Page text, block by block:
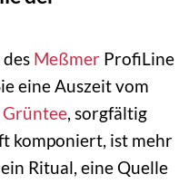
Meßmer ProfiLine
eine Auszeit vom
Grüntee, sorgfältig
komponiert, ist mehr
Ritual, eine Quelle